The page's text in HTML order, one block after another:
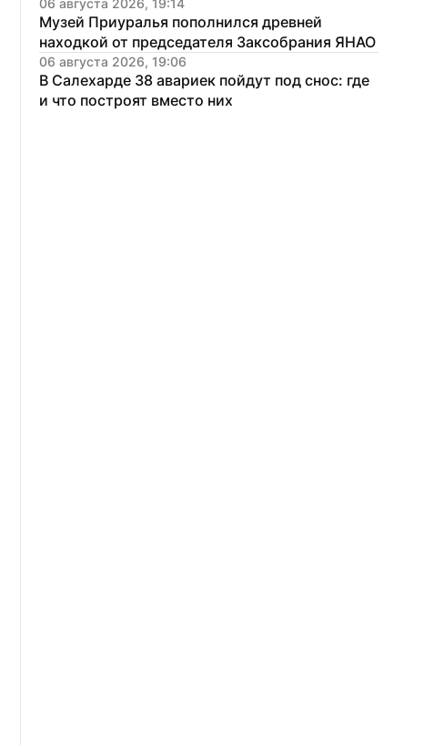
06 августа 2026, 19:14
Музей Приуралья пополнился древней
находкой от председателя Заксобрания ЯНАО
06 августа 2026, 19:06
В Салехарде 38 авариек пойдут под снос: где
и что построят вместо них